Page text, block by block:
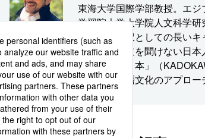
東海大学国際学部教授。エジ
学習院大学大学院人文科学
省などで通訳としての長い
アラブ人、道を聞けない日
ほど身に付く本」（
ブ世界～深層文化のアプロー